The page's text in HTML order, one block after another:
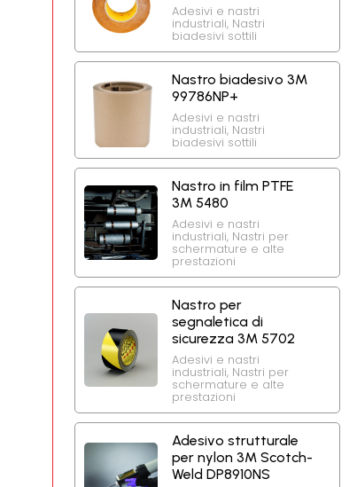
Adesivi e nastri
industriali, Nastri
biadesivi sottili
Nastro biadesivo 3M
99786NP+
Adesivi e nastri
industriali, Nastri
biadesivi sottili
Nastro in film PTFE
3M 5480
Adesivi e nastri
industriali, Nastri per
schermature e alte
prestazioni
Nastro per
segnaletica di
sicurezza 3M 5702
Adesivi e nastri
industriali, Nastri per
schermature e alte
prestazioni
Adesivo strutturale
per nylon 3M Scotch-
Weld DP8910NS